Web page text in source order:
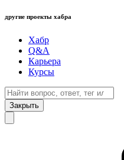
другие проекты хабра
Хабр
Q&A
Карьера
Курсы
Закрыть